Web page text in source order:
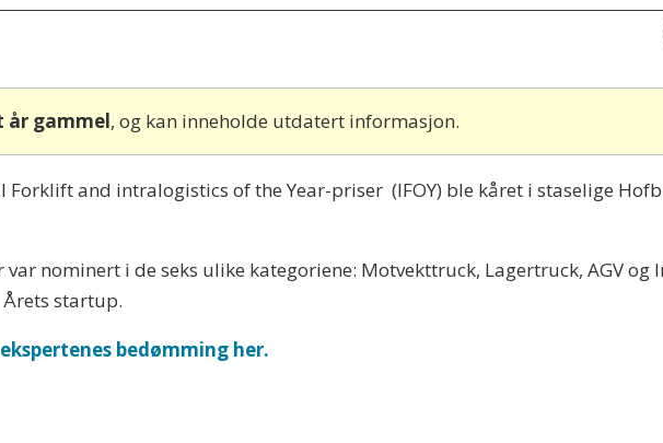
år gammel, og kan inneholde utdatert informasjon.
Forklift and intralogistics of the Year-priser (IFOY) ble kåret i staselige
nominert i de seks ulike kategoriene: Motvekttruck, Lagertruck, AGV og
startup.
bedømming her.